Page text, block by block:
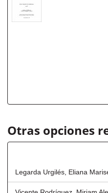
Otras opciones
Legarda Urgilés, Eliana